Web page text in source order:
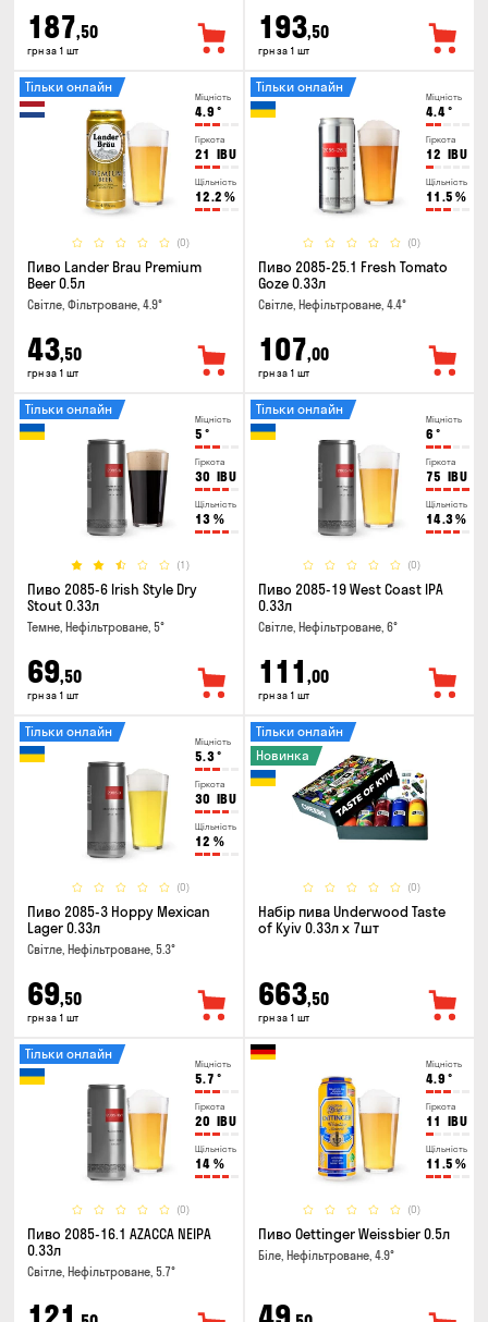
187,50
грн за 1 шт
193,50
грн за 1 шт
Міцність
4.9 °
Гіркота
21 IBU
Щільність
12.2 %
(0)
Тільки онлайн
Пиво Lander Brau Premium
Beer 0.5л
Світле, Фільтроване, 4.9°
43,50
грн за 1 шт
Міцність
4.4°
Гіркота
12 IBU
Щільність
11.5 %
(0)
Тільки онлайн
Пиво 2085-25.1 Fresh Tomato
Goze 0.33л
Світле, Нефільтроване, 4.4°
107,00
грн за 1 шт
Міцність
5 °
Гіркота
30 IBU
Щільність
13 %
(1)
Тільки онлайн
Пиво 2085-6 Irish Style Dry
Stout 0.33л
Темне, Нефільтроване, 5°
69,50
грн за 1 шт
Міцність
6 °
Гіркота
75 IBU
Щільність
14.3%
(0)
Тільки онлайн
Пиво 2085-19 West Coast IPA
0.33л
Світле, Нефільтроване, 6°
111 ,00
грн за 1 шт
Міцність
5.3°
Гіркота
30 IBU
Щільність
12 %
(0)
Тільки онлайн
Пиво 2085-3 Hoppy Mexican
Lager 0.33л
Світле, Нефільтроване, 5.3°
69,50
грн за 1 шт
(0)
Тільки онлайн
Новинка
Набір пива Underwood Taste
of Kyiv 0.33л x 7шт
663,50
грн за 1 шт
Міцність
5.7 °
Гіркота
20 IBU
Щільність
14 %
(0)
Тільки онлайн
Пиво 2085-16.1 AZACCA NEIPA
0.33л
Світле, Нефільтроване, 5.7°
Міцність
4.9 °
Гіркота
11 IBU
Щільність
11.5 %
(0)
Пиво Oettinger Weissbier 0.5л
Біле, Нефільтроване, 4.9°